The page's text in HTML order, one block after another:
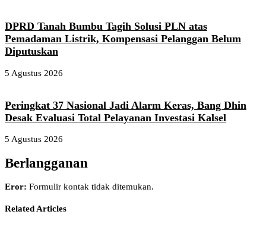
DPRD Tanah Bumbu Tagih Solusi PLN atas
Pemadaman Listrik, Kompensasi Pelanggan Belum
Diputuskan
5 Agustus 2026
Peringkat 37 Nasional Jadi Alarm Keras, Bang Dhin
Desak Evaluasi Total Pelayanan Investasi Kalsel
5 Agustus 2026
Berlangganan
Eror: Formulir kontak tidak ditemukan.
Related Articles